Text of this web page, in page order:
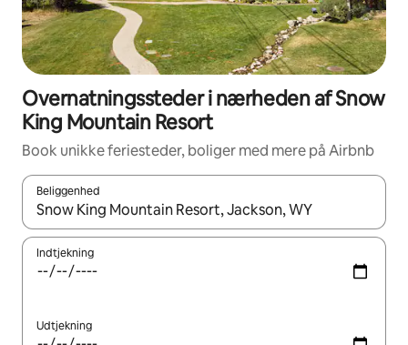
Overnatningssteder i nærheden af Snow
King Mountain Resort
Book unikke feriesteder, boliger med mere på Airbnb
Beliggenhed
Når resultaterne er tilgængelige, skal du navigere med
Indtjekning
Udtjekning